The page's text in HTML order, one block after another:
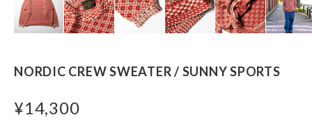
NORDIC CREW SWEATER / SUNNY SPORTS
¥14,300